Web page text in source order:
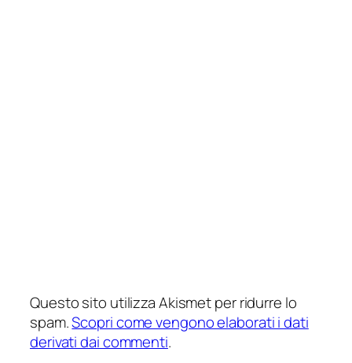
Questo sito utilizza Akismet per ridurre lo
spam.Scopri come vengono elaborati i dati
derivati dai commenti.